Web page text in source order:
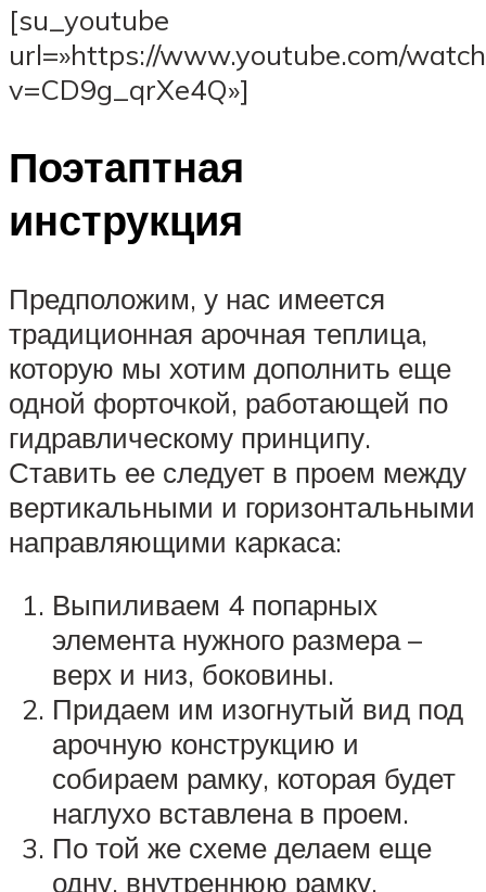
[su_youtube
url=»https://www.youtube.com/
v=CD9g_qrXe4Q»]
Поэтаптная
инструкция
Предположим, у нас имеется
традиционная арочная теплица,
которую мы хотим дополнить еще
одной форточкой, работающей по
гидравлическому принципу.
Ставить ее следует в проем между
вертикальными и горизонтальными
направляющими каркаса:
Выпиливаем 4 попарных
элемента нужного размера –
верх и низ, боковины.
Придаем им изогнутый вид под
арочную конструкцию и
собираем рамку, которая будет
наглухо вставлена в проем.
По той же схеме делаем еще
одну, внутреннюю рамку,